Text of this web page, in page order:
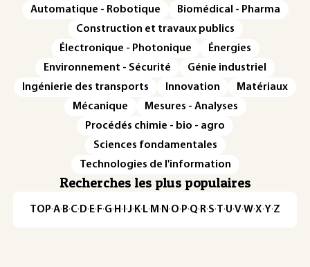
Automatique - Robotique
Biomédical - Pharma
Construction et travaux publics
Électronique - Photonique
Énergies
Environnement - Sécurité
Génie industriel
Ingénierie des transports
Innovation
Matériaux
Mécanique
Mesures - Analyses
Procédés chimie - bio - agro
Sciences fondamentales
Technologies de l'information
Recherches les plus populaires
TOP·A·B·C· D· E· F·G· H · ·J· K· L· M · N ·O· P·Q· R·S·T·U·V·W·X·Y·Z